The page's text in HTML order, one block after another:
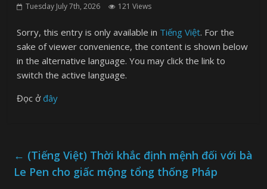
Tuesday July 7th, 2026 121 Views
Sorry, this entry is only available in Tiếng Việt. For the
sake of viewer convenience, the content is shown below
in the alternative language. You may click the link to
switch the active language.
Đọc ởđây
← (Tiếng Việt) Thời khắc định mệnh đối với bà
Le Pen cho giấc mộng tổng thống Pháp